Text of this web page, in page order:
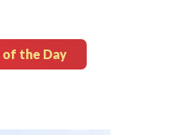
Project, Naykilla
the Day